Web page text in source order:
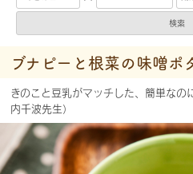
検索
ブナピーと根菜の味噌ポ
きのこと豆乳がマッチした、簡単なの
内千波先生）